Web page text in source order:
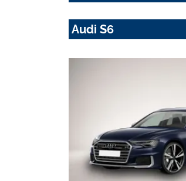
Audi S6